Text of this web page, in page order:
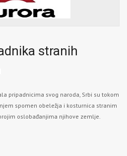
stranih
pripadnicima svog naroda, Srbi su tokom
spomen obeležja i kosturnica stranim
oslobađanjima njihove zemlje.